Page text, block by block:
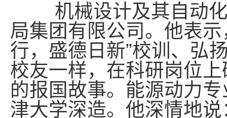
机械设计及其自动化
局集团有限公司。他表
行，盛德日新”校训、弘
校友一样，在科研岗位
的报国故事。能源动力
津大学深造。他深情地